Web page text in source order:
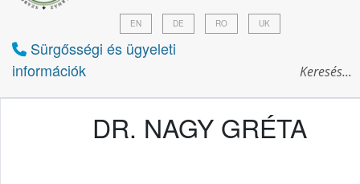
Sürgősségi és ügyeleti
információk
EN DE RO UK
DR. NAGY GRÉTA